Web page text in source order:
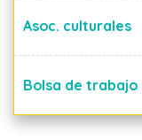
Asoc. culturales
Bolsa de trabajo